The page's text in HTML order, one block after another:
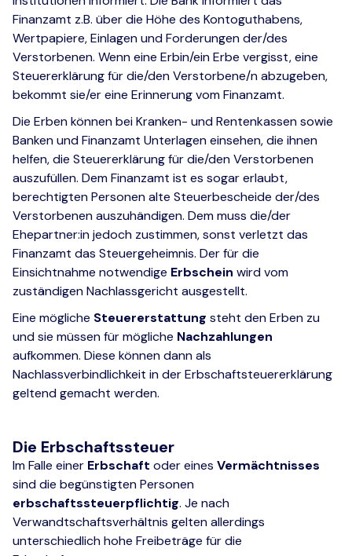
Finanzamt z.B. über die Höhe des Kontoguthabens,
Wertpapiere, Einlagen und Forderungen der/des
Verstorbenen. Wenn eine Erbin/ein Erbe vergisst, eine
Steuererklärung für die/den Verstorbene/n abzugeben,
bekommt sie/er eine Erinnerung vom Finanzamt.
Die Erben können bei Kranken- und Rentenkassen sowie
Banken und Finanzamt Unterlagen einsehen, die ihnen
helfen, die Steuererklärung für die/den Verstorbenen
auszufüllen. Dem Finanzamt ist es sogar erlaubt,
berechtigten Personen alte Steuerbescheide der/des
Verstorbenen auszuhändigen. Dem muss die/der
Ehepartner:in jedoch zustimmen, sonst verletzt das
Finanzamt das Steuergeheimnis. Der für die
Einsichtnahme notwendige Erbschein wird vom
zuständigen Nachlassgericht ausgestellt.
Eine mögliche Steuererstattung steht denErben zu
und sie müssen für mögliche Nachzahlungen
aufkommen. Diese können dann als
Nachlassverbindlichkeit in der Erbschaftsteuererklärung
geltend gemacht werden.
Die Erbschaftssteuer
Im Falle einer Erbschaft oder eines Vermächtnisses
sind die begünstigten Personen
erbschaftssteuerpflichtig. Je nach
Verwandtschaftsverhältnis gelten allerdings
unterschiedlich hohe Freibeträge für die